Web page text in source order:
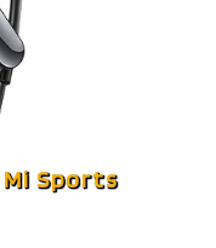
Sports